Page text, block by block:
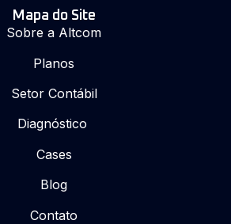
Mapa do Site
Sobre a Altcom
Planos
Setor Contábil
Diagnóstico
Cases
Blog
Contato